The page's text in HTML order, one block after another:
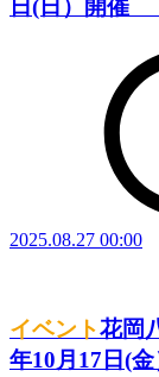
日(日）
2025.08.27 00:00
イベント花岡
年10月17日(